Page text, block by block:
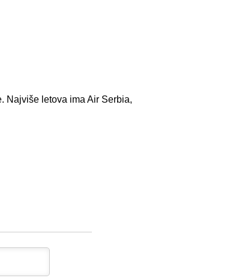
Najviše letova ima Air Serbia,